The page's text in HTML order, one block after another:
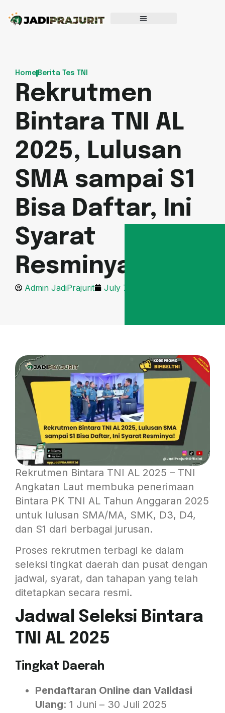
Home Berita Tes TNI
Rekrutmen
Bintara TNI AL
2025, Lulusan
SMA sampai S1
Bisa Daftar, Ini
Syarat
Resminya!
Admin JadiPrajurit July 7, 2025
Rekrutmen Bintara TNI AL 2025 – TNI
Angkatan Laut membuka penerimaan
Bintara PK TNI AL Tahun Anggaran 2025
untuk lulusan SMA/MA, SMK, D3, D4,
dan S1 dari berbagai jurusan.
Proses rekrutmen terbagi ke dalam
seleksi tingkat daerah dan pusat dengan
jadwal, syarat, dan tahapan yang telah
ditetapkan secara resmi.
Jadwal Seleksi Bintara
TNI AL 2025
Tingkat Daerah
Pendaftaran Online dan Validasi
Ulang: 1 Juni – 30 Juli 2025